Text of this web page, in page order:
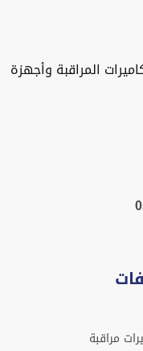
المراقبة وأجهزة
مراقبة